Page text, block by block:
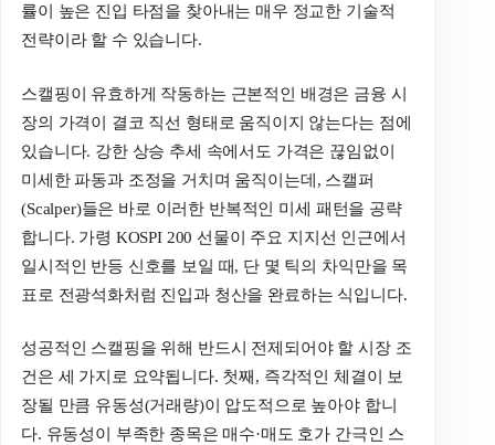
률이 높은 진입 타점을 찾아내는 매우 정교한 기술적
전략이라 할 수 있습니다.
스캘핑이 유효하게 작동하는 근본적인 배경은 금융 시
장의 가격이 결코 직선 형태로 움직이지 않는다는 점에
있습니다. 강한 상승 추세 속에서도 가격은 끊임없이
미세한 파동과 조정을 거치며 움직이는데, 스캘퍼
(Scalper)들은 바로 이러한 반복적인 미세 패턴을 공략
합니다. 가령 KOSPI 200 선물이 주요 지지선 인근에서
일시적인 반등 신호를 보일 때, 단 몇 틱의 차익만을 목
표로 전광석화처럼 진입과 청산을 완료하는 식입니다.
성공적인 스캘핑을 위해 반드시 전제되어야 할 시장 조
건은 세 가지로 요약됩니다. 첫째, 즉각적인 체결이 보
장될 만큼 유동성(거래량)이 압도적으로 높아야 합니
다. 유동성이 부족한 종목은 매수·매도 호가 간극인 스